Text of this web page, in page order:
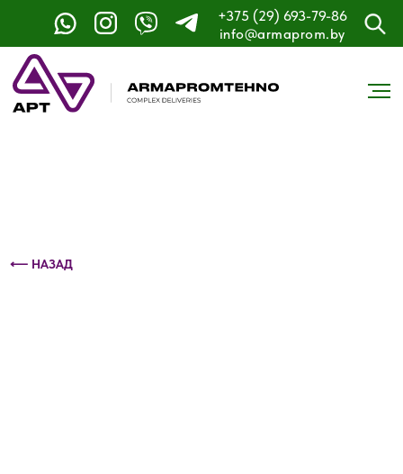
+375 (29) 693-79-86
info@armaprom.by
Контактный телефон: +375 (29) 693-79-86
⟵ НАЗАД